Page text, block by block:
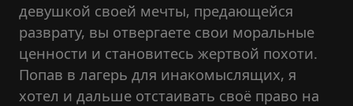
девушкой своей мечты, предающейся
разврату, вы отвергаете свои моральные
ценности и становитесь жертвой похоти.
Попав в лагерь для инакомыслящих, я
хотел и дальше отстаивать своё право на